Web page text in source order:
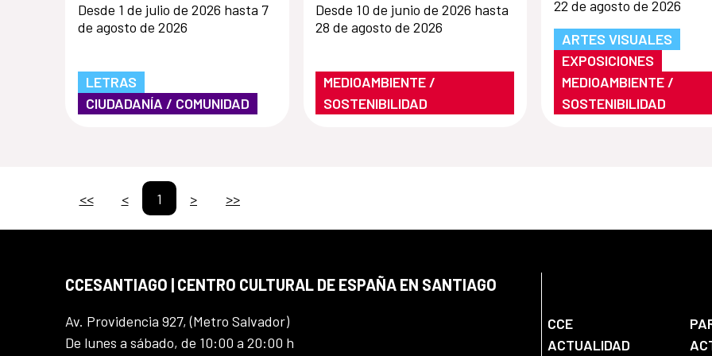
Desde 1 de julio de 2026 hasta 7
de agosto de 2026
LETRAS
CIUDADANÍA / COMUNIDAD
Desde 10 de junio de 2026 hasta
28 de agosto de 2026
MEDIOAMBIENTE /
SOSTENIBILIDAD
artísticas y
en la Cuenca del
Aconcagua
22 de agosto de 2026
ARTES VISUALES
EXPOSICIONES
MEDIOAMBIENTE /
SOSTENIBILIDAD
<< < 1 > >>
CCESANTIAGO | CENTRO CULTURAL DE ESPAÑA EN SANTIAGO
Av. Providencia 927, (Metro Salvador)
De lunes a sábado, de 10:00 a 20:00 h
CCE
ACTUALIDAD